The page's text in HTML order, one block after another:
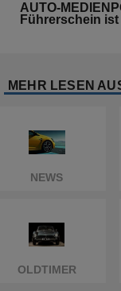
AUTO-
Führerschein
MEHR LESEN
NEWS
OLDTIMER